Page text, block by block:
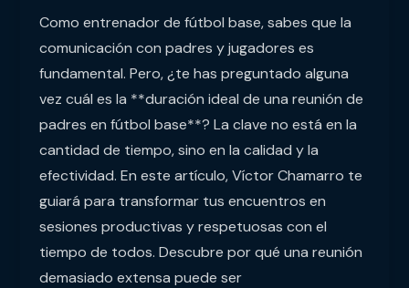
Como entrenador de fútbol base, sabes que la
comunicación con padres y jugadores es
fundamental. Pero, ¿te has preguntado alguna
vez cuál es la **duración ideal de una reunión de
padres en fútbol base**? La clave no está en la
cantidad de tiempo, sino en la calidad y la
efectividad. En este artículo, Víctor Chamarro te
guiará para transformar tus encuentros en
sesiones productivas y respetuosas con el
tiempo de todos. Descubre por qué una reunión
demasiado extensa puede ser